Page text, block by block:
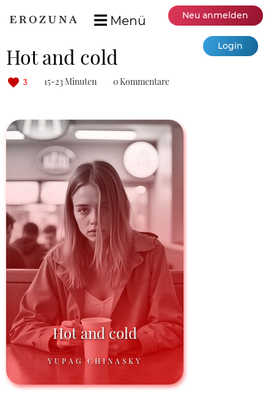
Menü Neu anmelden
Login
Hot and cold
3 15-23 Minuten 0 Kommentare
Hot and cold
YUPAG CHINASKY